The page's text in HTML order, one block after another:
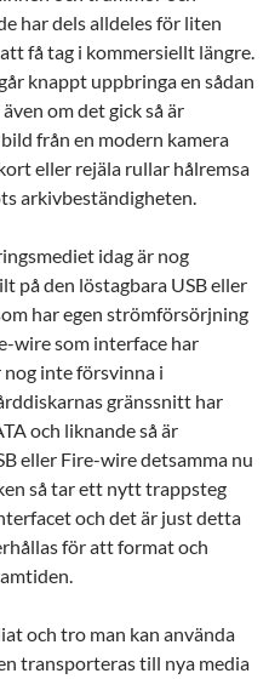
har dels alldeles för liten
få tag i kommersiellt längre.
knappt uppbringa en sådan
om det gick så är
från en modern kamera
eller rejäla rullar hålremsa
arkivbeständigheten.
idag är nog
på den löstagbara USB eller
har egen strömförsörjning
wire som interface har
inte försvinna i
gränssnitt har
och liknande så är
eller Fire-wire detsamma nu
så tar ett nytt trappsteg
och det är just detta
för att format och
och tro man kan använda
transporteras till nya media